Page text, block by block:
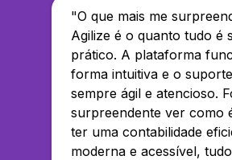
"O que mais me
Agilize é o quanto tudo é
prático. A plataforma
forma intuitiva e o
sempre ágil e atencioso.
surpreendente ver como
ter uma contabilidade
moderna e acessível,